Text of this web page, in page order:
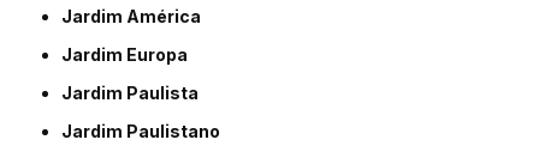
Jardim América
Jardim Europa
Jardim Paulista
Jardim Paulistano